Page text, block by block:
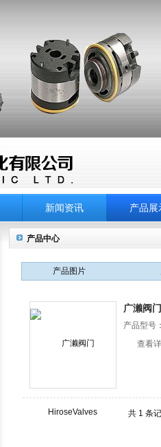
新闻资讯 产品展
产品中心
产品图片
广濑阀
产品型号
查看
共 1 条